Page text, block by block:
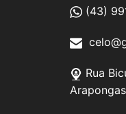
(43)
Rua